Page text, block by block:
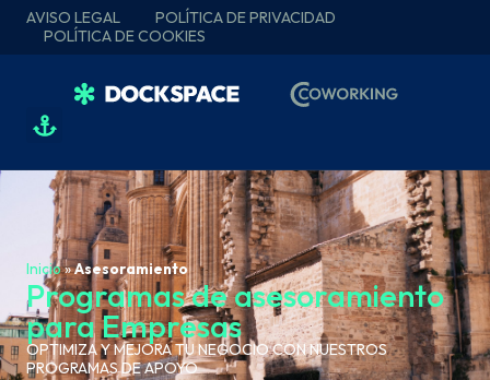
AVISO LEGAL
POLÍTICA DE PRIVACIDAD
POLÍTICA DE COOKIES
Inicio»Asesoramiento
Programas de asesoramiento
para Empresas
OPTIMIZA Y MEJORA TU NEGOCIO CON NUESTROS
PROGRAMAS DE APOYO